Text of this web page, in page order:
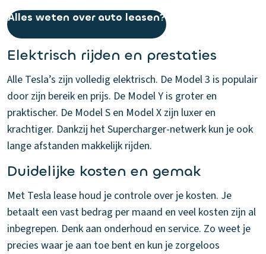
Alles weten over auto leasen?
Elektrisch rijden en prestaties
Alle Tesla’s zijn volledig elektrisch. De Model 3 is populair
door zijn bereik en prijs. De Model Y is groter en
praktischer. De Model S en Model X zijn luxer en
krachtiger. Dankzij het Supercharger-netwerk kun je ook
lange afstanden makkelijk rijden.
Duidelijke kosten en gemak
Met Tesla lease houd je controle over je kosten. Je
betaalt een vast bedrag per maand en veel kosten zijn al
inbegrepen. Denk aan onderhoud en service. Zo weet je
precies waar je aan toe bent en kun je zorgeloos